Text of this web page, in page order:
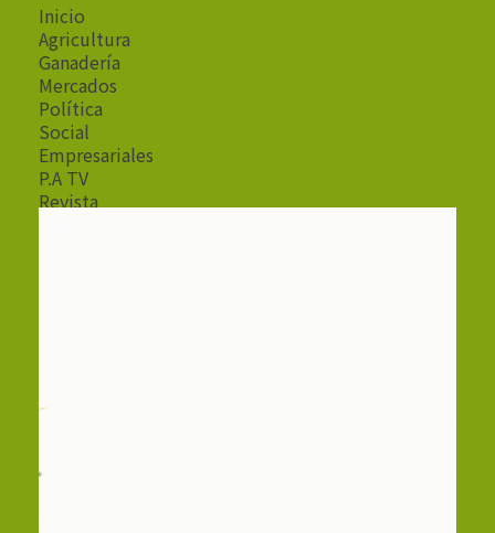
Inicio
Agricultura
Ganadería
Mercados
Política
Social
Empresariales
P.A TV
Revista